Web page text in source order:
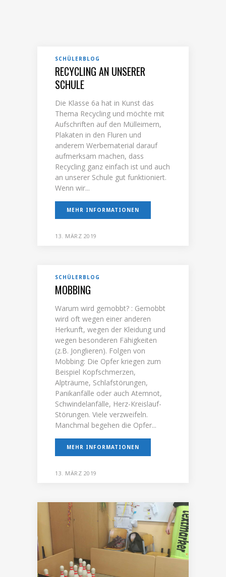
SCHÜLERBLOG
RECYCLING AN UNSERER
SCHULE
Die Klasse 6a hat in Kunst das
Thema Recycling und möchte mit
Aufschriften auf den Mülleimern,
Plakaten in den Fluren und
anderem Werbematerial darauf
aufmerksam machen, dass
Recycling ganz einfach ist und auch
an unserer Schule gut funktioniert.
Wenn wir...
MEHR INFORMATIONEN
13. MÄRZ 2019
SCHÜLERBLOG
MOBBING
Warum wird gemobbt? : Gemobbt
wird oft wegen einer anderen
Herkunft, wegen der Kleidung und
wegen besonderen Fähigkeiten
(z.B. Jonglieren). Folgen von
Mobbing: Die Opfer kriegen zum
Beispiel Kopfschmerzen,
Alpträume, Schlafstörungen,
Panikanfälle oder auch Atemnot,
Schwindelanfälle, Herz-Kreislauf-
Störungen. Viele verzweifeln.
Manchmal begehen die Opfer...
MEHR INFORMATIONEN
13. MÄRZ 2019